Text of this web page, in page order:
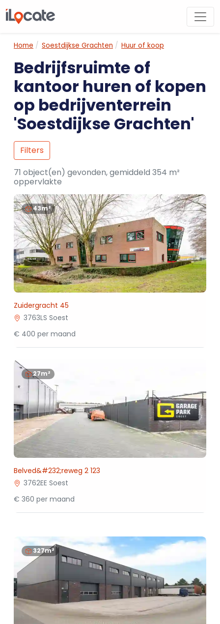
Home Soestdijkse Grachten Huur of koop
Bedrijfsruimte of
kantoor huren of kopen
op bedrijventerrein
'Soestdijkse Grachten'
Filters
71 object(en) gevonden, gemiddeld 354 m²
oppervlakte
43m²
Zuidergracht 45
3763LS Soest
€ 400 per maand
27m²
Belved&#232;reweg 2 123
3762EE Soest
€ 360 per maand
327m²